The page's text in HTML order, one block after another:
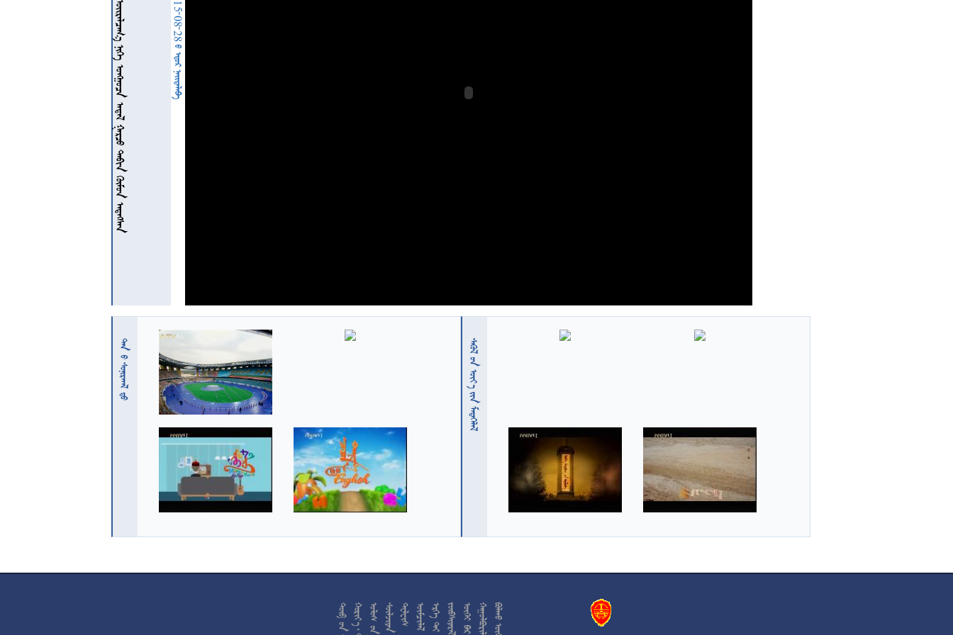
    
